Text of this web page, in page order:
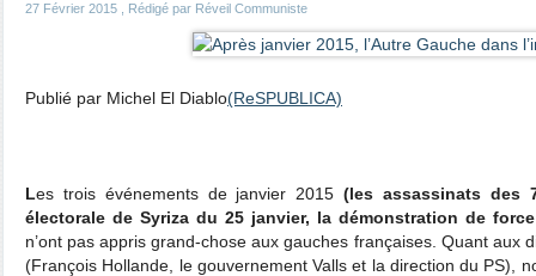
27 Février 2015 , Rédigé par Réveil Communiste
Publié par Michel El Diablo(ReSPUBLICA)
Les trois événements de janvier 2015(les assassinats des
électorale de Syriza du 25 janvier, la démonstration de
n’ont pas appris grand-chose aux gauches françaises. Quant aux
(François Hollande, le gouvernement Valls et la direction du PS),